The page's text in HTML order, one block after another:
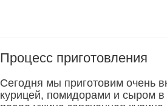
Процесс приготовления
Сегодня мы приготовим очень
курицей, помидорами и сыром